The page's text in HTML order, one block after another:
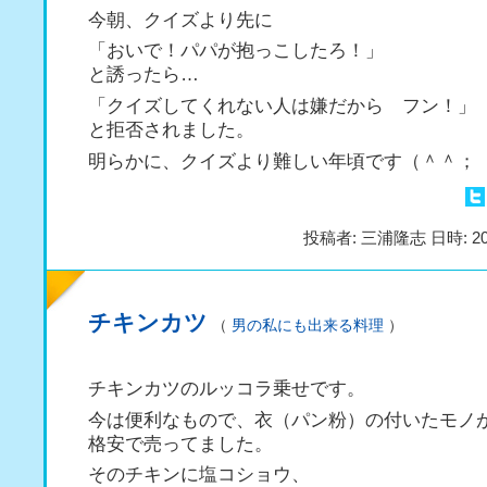
今朝、クイズより先に
「おいで！パパが抱っこしたろ！」
と誘ったら…
「クイズしてくれない人は嫌だから フン！」
と拒否されました。
明らかに、クイズより難しい年頃です（＾＾；
投稿者: 三浦隆志 日時:
チキンカツ （ 男の私にも出来る料理 ）
チキンカツのルッコラ乗せです。
今は便利なもので、衣（パン粉）の付いたモノ
格安で売ってました。
そのチキンに塩コショウ、